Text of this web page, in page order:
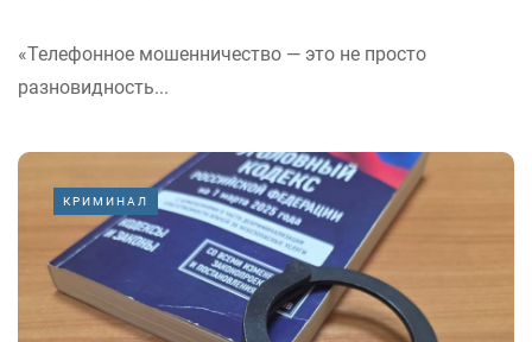
«Телефонное мошенничество — это не просто
разновидность...
КРИМИНАЛ